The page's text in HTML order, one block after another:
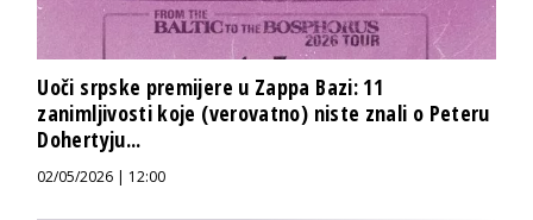
Uoči srpske premijere u Zappa Bazi: 11
zanimljivosti koje (verovatno) niste znali o Peteru
Dohertyju...
02/05/2026 | 12:00